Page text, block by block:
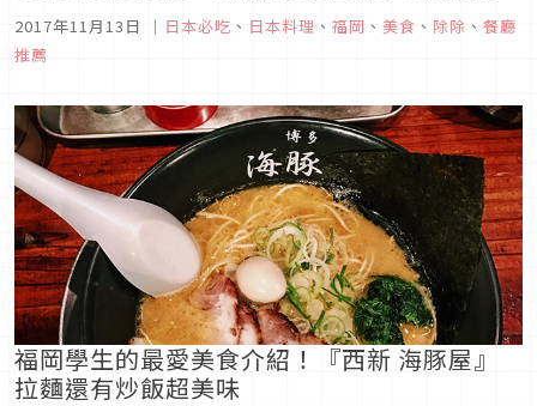
人想要一去再去！今天要來介紹福岡必吃的相撲火鍋！好滋味保
證讓大家就算回國了還會念念不忘喔！
2017年11月13日 ｜ 日本必吃 、 日本料理 、 福岡 、 美食 、 除除 、 餐廳
推薦
福岡學生的最愛美食介紹！『西新 海豚屋』
拉麵還有炒飯超美味